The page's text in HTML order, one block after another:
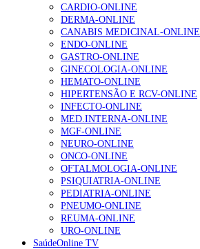
CARDIO-ONLINE
DERMA-ONLINE
CANABIS MEDICINAL-ONLINE
ENDO-ONLINE
GASTRO-ONLINE
GINECOLOGIA-ONLINE
HEMATO-ONLINE
HIPERTENSÃO E RCV-ONLINE
INFECTO-ONLINE
MED.INTERNA-ONLINE
MGF-ONLINE
NEURO-ONLINE
ONCO-ONLINE
OFTALMOLOGIA-ONLINE
PSIQUIATRIA-ONLINE
PEDIATRIA-ONLINE
PNEUMO-ONLINE
REUMA-ONLINE
URO-ONLINE
SaúdeOnline TV